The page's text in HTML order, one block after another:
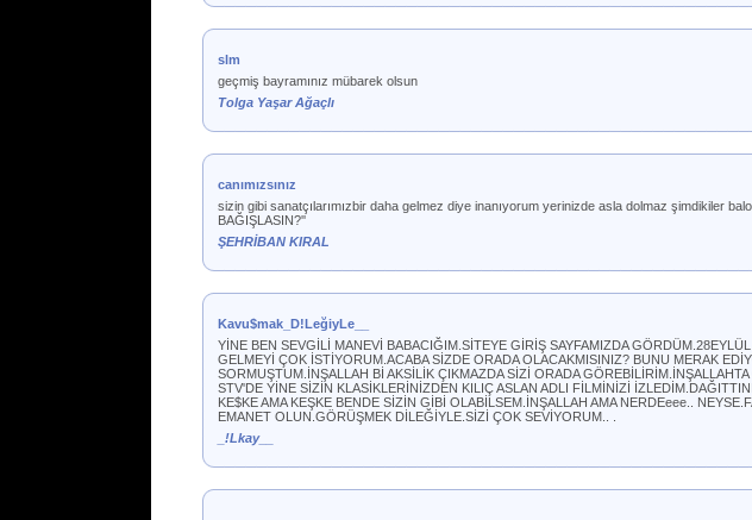
slm
geçmiş bayramınız mübarek olsun
Tolga Yaşar Ağaçlı
canımızsınız
sizin gibi sanatçılarımızbir daha gelmez diye inanıyorum yerinizde asla dolmaz şimdikiler
BAĞIŞLASIN?''
ŞEHRİBAN KIRAL
Kavu$mak_D!LeğiyLe__
YİNE BEN SEVGİLİ MANEVİ BABACIĞIM.SİTEYE GİRİŞ SAYFAMIZDA
GELMEYİ ÇOK İSTİYORUM.ACABA SİZDE ORADA OLACAKMISINIZ? BUNU MERAK
SORMUŞTUM.İNŞALLAH Bİ AKSİLİK ÇIKMAZDA SİZİ ORADA
STV'DE YİNE SİZİN KLASİKLERİNİZDEN KILIÇ ASLAN ADLI FİLMİNİZİ
KE$KE AMA KEŞKE BENDE SİZİN GİBİ OLABİLSEM.İNŞALLAH AMA NERDEeee..
EMANET OLUN.GÖRÜŞMEK DİLEĞİYLE.SİZİ ÇOK SEVİYORUM.. .
_!Lkay__